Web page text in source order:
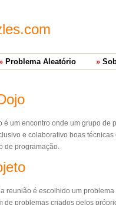
Problema Aleatório
é um encontro onde um grupo de
e colaborativo boas
de programação.
reunião é escolhido um
de problemas criados pelos